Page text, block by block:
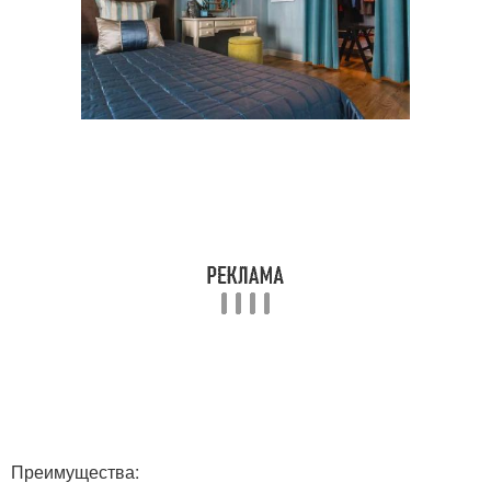
Преимущества: